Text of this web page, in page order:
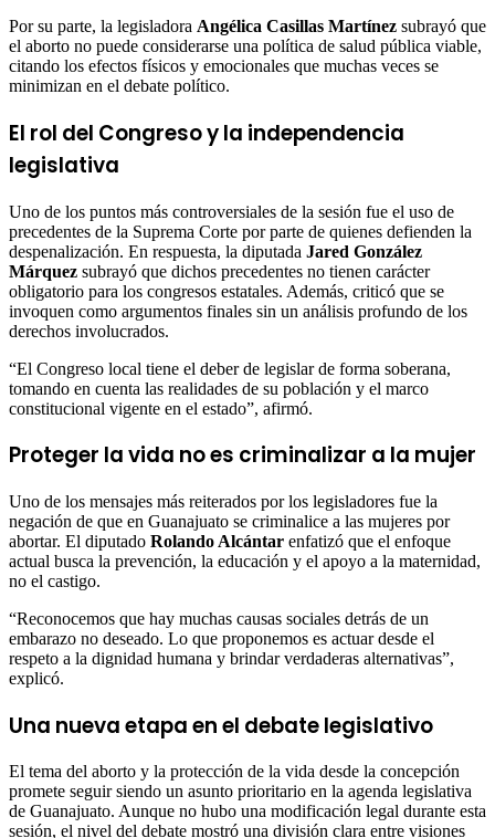
Por su parte, la legisladora Angélica Casillas Martínez subrayó que
el aborto no puede considerarse una política de salud pública viable,
citando los efectos físicos y emocionales que muchas veces se
minimizan en el debate político.
El rol del Congreso y la independencia
legislativa
Uno de los puntos más controversiales de la sesión fue el uso de
precedentes de la Suprema Corte por parte de quienes defienden la
despenalización. En respuesta, la diputada Jared González
Márquez subrayó que dichos precedentes no tienen carácter
obligatorio para los congresos estatales. Además, criticó que se
invoquen como argumentos finales sin un análisis profundo de los
derechos involucrados.
“El Congreso local tiene el deber de legislar de forma soberana,
tomando en cuenta las realidades de su población y el marco
constitucional vigente en el estado”, afirmó.
Proteger la vida no es criminalizar a la mujer
Uno de los mensajes más reiterados por los legisladores fue la
negación de que en Guanajuato se criminalice a las mujeres por
abortar. El diputado Rolando Alcántar enfatizó que el enfoque
actual busca la prevención, la educación y el apoyo a la maternidad,
no el castigo.
“Reconocemos que hay muchas causas sociales detrás de un
embarazo no deseado. Lo que proponemos es actuar desde el
respeto a la dignidad humana y brindar verdaderas alternativas”,
explicó.
Una nueva etapa en el debate legislativo
El tema del aborto y la protección de la vida desde la concepción
promete seguir siendo un asunto prioritario en la agenda legislativa
de Guanajuato. Aunque no hubo una modificación legal durante esta
sesión, el nivel del debate mostró una división clara entre visiones